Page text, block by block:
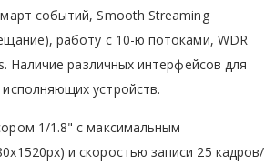
событий, Smooth Streaming
работу с 10-ю потоками, WDR
Наличие различных интерфейсов для
устройств.
1/1.8" с максимальным
и скоростью записи 25 кадров/